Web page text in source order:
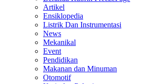
Artikel
Ensiklopedia
Listrik Dan Instrumentasi
News
Mekanikal
Event
Pendidikan
Makanan dan Minuman
Otomotif